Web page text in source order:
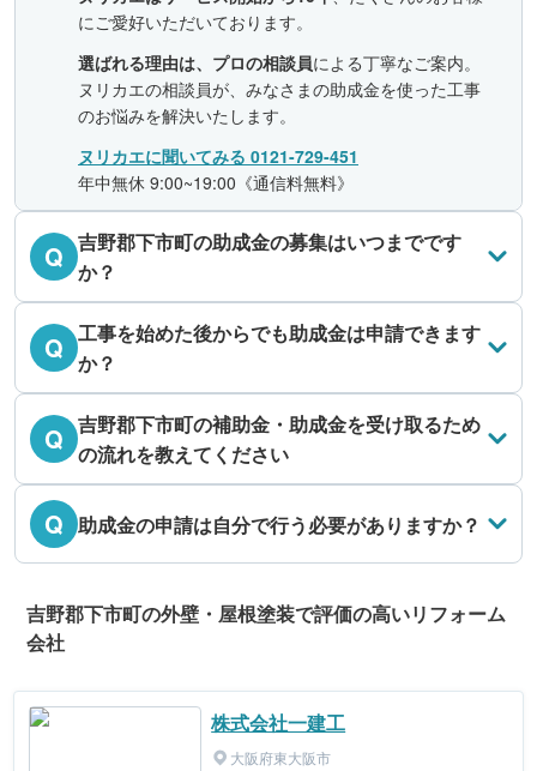
にご愛好いただいております。
選ばれる理由は、プロの相談員による丁寧なご案内。
ヌリカエの相談員が、みなさまの助成金を使った工事
のお悩みを解決いたします。
ヌリカエに聞いてみる 0121-729-451
年中無休 9:00~19:00《通信料無料》
Q 吉野郡下市町の助成金の募集はいつまでです
か？
Q 工事を始めた後からでも助成金は申請できます
か？
Q 吉野郡下市町の補助金・助成金を受け取るため
の流れを教えてください
Q 助成金の申請は自分で行う必要がありますか？
吉野郡下市町の外壁・屋根塗装で評価の高いリフォーム
会社
株式会社一建工
大阪府東大阪市